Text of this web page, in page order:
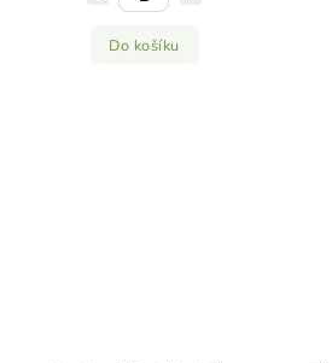
Do košíku